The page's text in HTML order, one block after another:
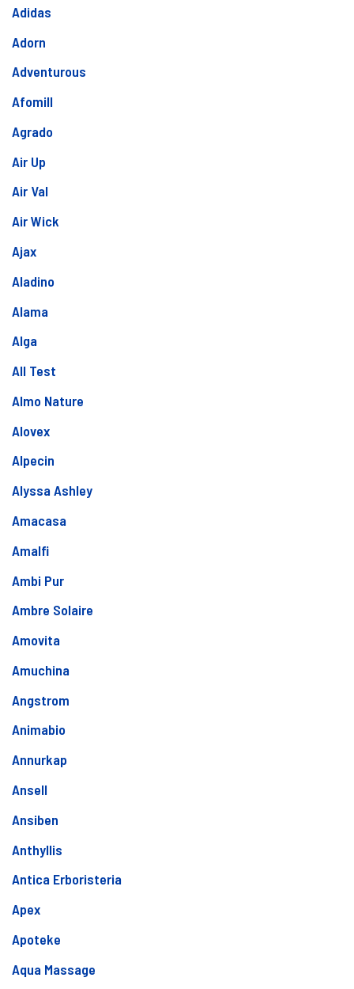
Adidas
Adorn
Adventurous
Afomill
Agrado
Air Up
Air Val
Air Wick
Ajax
Aladino
Alama
Alga
All Test
Almo Nature
Alovex
Alpecin
Alyssa Ashley
Amacasa
Amalfi
Ambi Pur
Ambre Solaire
Amovita
Amuchina
Angstrom
Animabio
Annurkap
Ansell
Ansiben
Anthyllis
Antica Erboristeria
Apex
Apoteke
Aqua Massage